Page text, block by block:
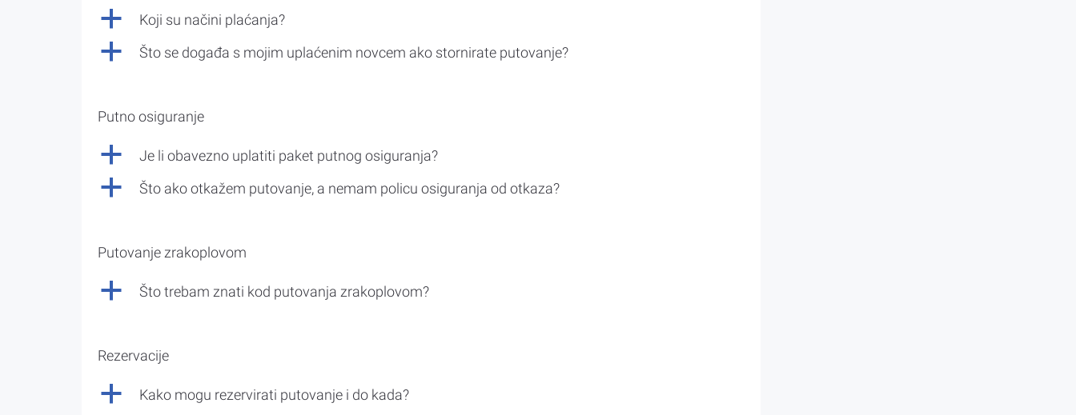
a Koji su načini plaćanja?
a Što se događa s mojim uplaćenim novcem ako stornirate putovanje?
Putno osiguranje
a Je li obavezno uplatiti paket putnog osiguranja?
a Što ako otkažem putovanje, a nemam policu osiguranja od otkaza?
Putovanje zrakoplovom
a Što trebam znati kod putovanja zrakoplovom?
Rezervacije
a Kako mogu rezervirati putovanje i do kada?